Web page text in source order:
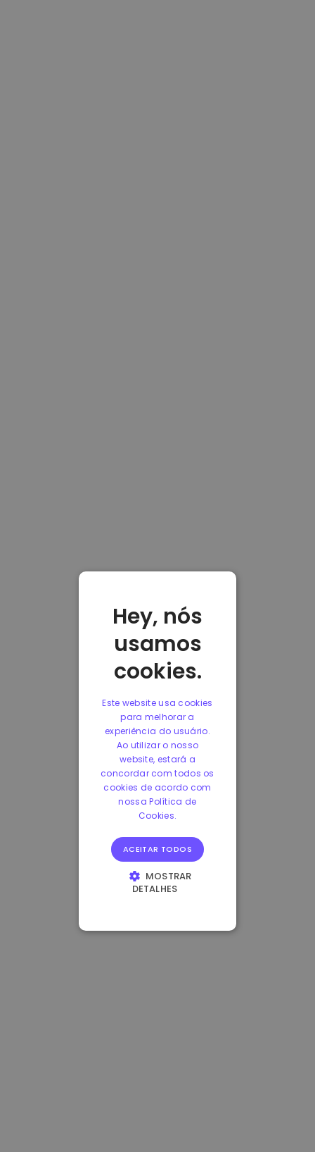
Hey, nós
usamos
cookies.
Este website usa cookies
para melhorar a
experiência do usuário.
Ao utilizar o nosso
website, estará a
concordar com todos os
cookies de acordo com
nossa Política de
Cookies.
ACEITAR TODOS
MOSTRAR
DETALHES